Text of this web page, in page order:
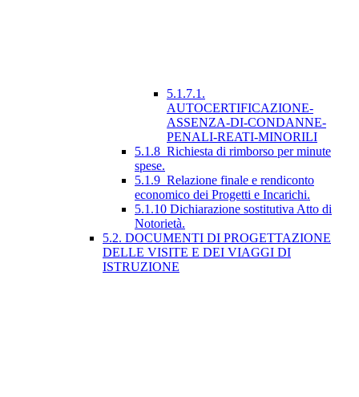
5.1.7.1.
AUTOCERTIFICAZIONE-
ASSENZA-DI-CONDANNE-
PENALI-REATI-MINORILI
5.1.8_Richiesta di rimborso per minute
spese.
5.1.9_Relazione finale e rendiconto
economico dei Progetti e Incarichi.
5.1.10 Dichiarazione sostitutiva Atto di
Notorietà.
5.2. DOCUMENTI DI PROGETTAZIONE
DELLE VISITE E DEI VIAGGI DI
ISTRUZIONE